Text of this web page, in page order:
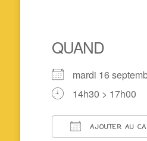
QUAND
mardi 16
14h30 > 17h00
AJOUTER AU